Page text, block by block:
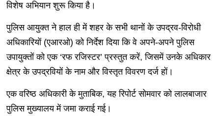
विशेष अभियान शुरू किया है।
पुलिस आयुक्त ने हाल ही में शहर के सभी थानों के उपद्रव-विरोधी
अधिकारियों (एआरओ) को निर्देश दिया कि वे अपने-अपने पुलिस
उपायुक्तों को एक ‘रफ रजिस्टर’ प्रस्तुत करें, जिसमें उनके अधिकार
क्षेत्र के उपद्रवियों के नाम और विस्तृत विवरण दर्ज हों।
एक वरिष्ठ अधिकारी के मुताबिक, यह रिपोर्ट सोमवार को लालबाजार
पुलिस मुख्यालय में जमा कराई गई।